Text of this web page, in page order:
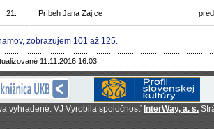
21. Príbeh Jana Zajíce
zobrazujem 101 až 125.
11.11.2016 16:03
vyhradené. VJ Vyrobila spoločnosť InterWay, a. s.